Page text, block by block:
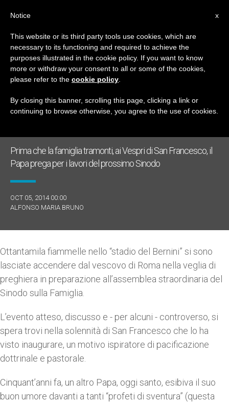
GIORNO
Ottobre 5th, 2014
ULTIME NOTIZIE
Prima che la famiglia tramonti, ai Vespri di San Francesco, il
Papa prega per i lavori del prossimo Sinodo
OCT 05, 2014 00:00
ALFONSO MARIA BRUNO
Ottantamila fiammelle nello “stadio del Bernini” si sono
lasciate accendere dal vescovo di Roma nella veglia di
preghiera in preparazione all’assemblea straordinaria del
Sinodo sulla Famiglia.
L’evento atteso, discusso e - per alcuni - controverso, si
spera trovi nella solennità di San Francesco che lo ha
visto inaugurare, un motivo ispiratore di pacificazione
dottrinale e pastorale.
Cinquant’anni fa, un altro Papa, oggi santo, esibiva il suo
buon umore davanti a tanti “profeti di sventura” (questa
x
Notice
This website or its third party tools use cookies, which are
necessary to its functioning and required to achieve the
purposes illustrated in the cookie policy. If you want to know
more or withdraw your consent to all or some of the cookies,
please refer to the cookie policy
By closing this banner, scrolling this page, clicking a link or
continuing to browse otherwise, you agree to the use of cookies.